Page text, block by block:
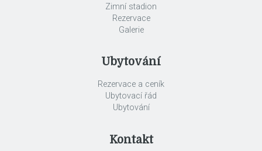
Zimní stadion
Rezervace
Galerie
Ubytování
Rezervace a ceník
Ubytovací řád
Ubytování
Kontakt